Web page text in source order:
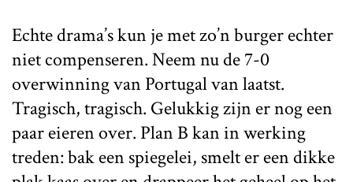
Echte drama’s kun je met zo’n burger echter
niet compenseren. Neem nu de 7-0
overwinning van Portugal van laatst.
Tragisch, tragisch. Gelukkig zijn er nog een
paar eieren over. Plan B kan in werking
treden: bak een spiegelei, smelt er een dikke